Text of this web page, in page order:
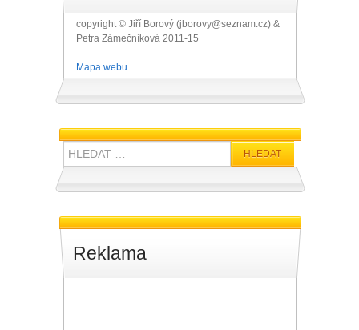
copyright © Jiří Borový (jborovy@seznam.cz) &
Petra Zámečníková 2011-15
Mapa webu.
Hledat:
Reklama